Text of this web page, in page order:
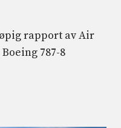
rapport av Air
787-8